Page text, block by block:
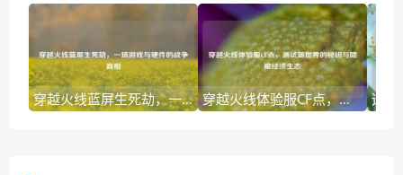
穿越火线蓝屏生死劫，一场游戏与硬件的战争真相 穿越火线体验服CF点，测试新世界的秘钥与隐藏经济生态